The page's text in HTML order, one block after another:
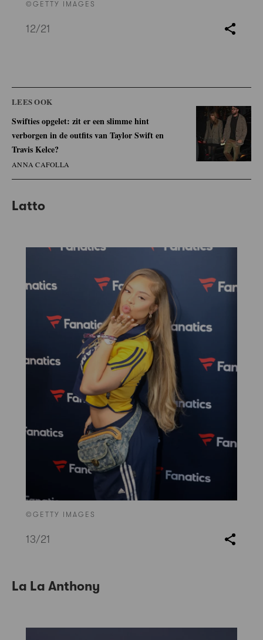
©GETTY IMAGES
12/21
LEES OOK
Swifties opgelet: zit er een slimme hint
verborgen in de outfits van Taylor Swift en
Travis Kelce?
ANNA CAFOLLA
Latto
©GETTY IMAGES
13/21
La La Anthony